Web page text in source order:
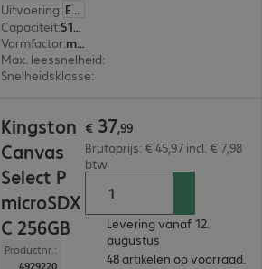
Uitvoering: Europa
Capaciteit:
512 GB
Vormfactor:
microSDXC
Max. leessnelheid:
Snelheidsklasse:
Kingston
Canvas
Select P
microSDX
C 256GB
Productnr.:
4929220
€ 37,99
Brutoprijs: € 45,97 incl. € 7,98
btw
Levering vanaf 12.
augustus
48 artikelen op voorraad.